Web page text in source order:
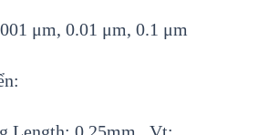
μm, 0.01 μm, 0.1 μm